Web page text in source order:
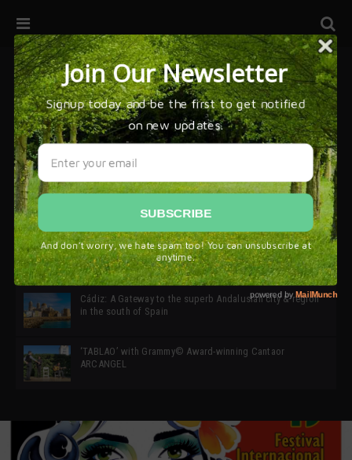
32ª edición de Ciutat Flamenco 2026 * 16 – 25 Octubre,
SIMOF 30 Edition 2025 * ‘We are all SIMOF’
Cádiz: A Gateway to the superb Andalusian city & region
in the south of Spain
‘TABLAO’ with Grammy© Award-winning Cantaor
ARCANGEL